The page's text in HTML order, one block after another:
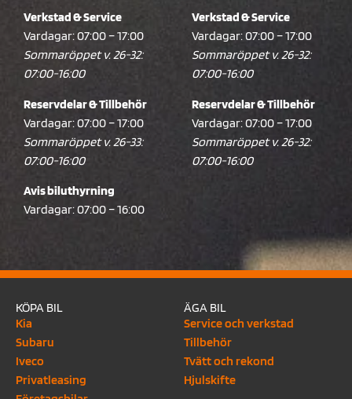
Verkstad & Service
Vardagar: 07:00 – 17:00
Sommaröppet v. 26-32:
07:00-16:00
Reservdelar & Tillbehör
Vardagar: 07:00 – 17:00
Sommaröppet v. 26-33:
07:00-16:00
Avis biluthyrning
Vardagar: 07:00 – 16:00
Verkstad & Service
Vardagar: 07:00 – 17:00
Sommaröppet v. 26-32:
07:00-16:00
Reservdelar & Tillbehör
Vardagar: 07:00 – 17:00
Sommaröppet v. 26-32:
07:00-16:00
KÖPA BIL
Kia
Subaru
Iveco
Privatleasing
ÄGA BIL
Service och verkstad
Tillbehör
Tvätt och rekond
Hjulskifte